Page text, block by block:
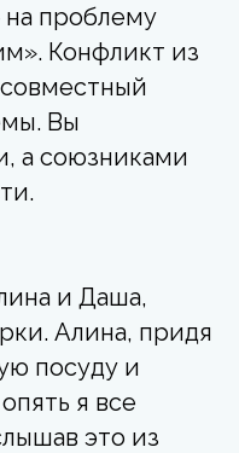
проблему
Конфликт из
Вы
а союзниками
и Даша,
Алина, придя
посуду и
я все
это из